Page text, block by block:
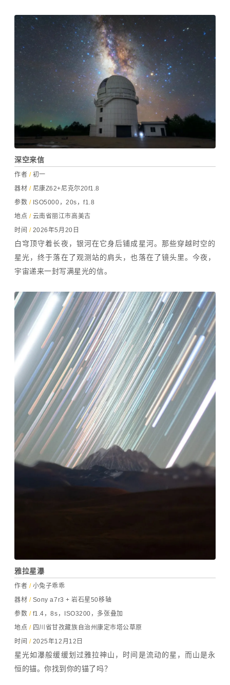
深空来信
作者 /初一
器材 /尼康Z62+尼克尔20f1.8
参数 / ISO5000，20s，f1.8
地点 /云南省丽江市高美古
时间 / 2026年5月20日
白穹顶守着长夜，银河在它身后铺成星河。那些穿越时空的
星光，终于落在了观测站的肩头，也落在了镜头里。今夜，
宇宙递来一封写满星光的信。
雅拉星瀑
作者 / 小兔子乖乖
器材 /Sony a7r3 + 岩石星50移轴
参数 / f1.4，8s，ISO3200，多张叠加
地点 /四川省甘孜藏族自治州康定市塔公草原
时间 / 2025年12月12日
星光如瀑般缓缓划过雅拉神山，时间是流动的星，而山是永
恒的锚。你找到你的锚了吗？